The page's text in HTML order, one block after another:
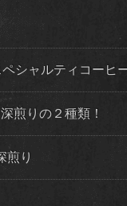
シャルティコーヒ
煎りの２種類！
煎り